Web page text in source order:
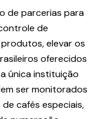
de parcerias para
de
elevar os
oferecidos
única instituição
ser monitorados
cafés especiais,